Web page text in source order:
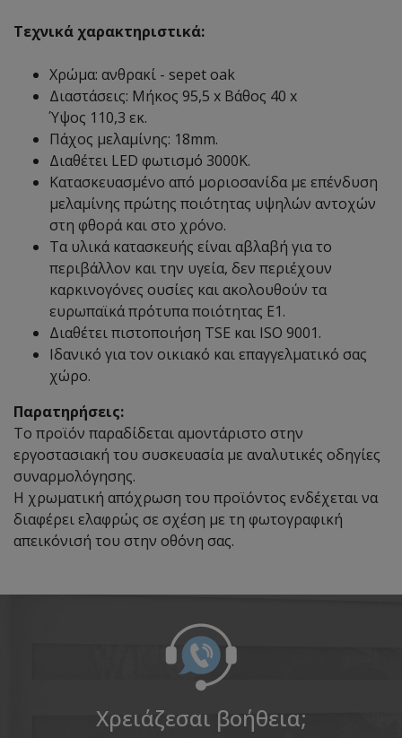
Τεχνικά χαρακτηριστικά:
Χρώμα: ανθρακί - sepet oak
Διαστάσεις: Μήκος 95,5 x Βάθος 40 x
Ύψος 110,3 εκ.
Πάχος μελαμίνης: 18mm.
Διαθέτει LED φωτισμό 3000K.
Κατασκευασμένο από μοριοσανίδα με επένδυση
μελαμίνης πρώτης ποιότητας υψηλών αντοχών
στη φθορά και στο χρόνο.
Τα υλικά κατασκευής είναι αβλαβή για το
περιβάλλον και την υγεία, δεν περιέχουν
καρκινογόνες ουσίες και ακολουθούν τα
ευρωπαϊκά πρότυπα ποιότητας Ε1.
Διαθέτει πιστοποιήση TSE και ISO 9001.
Ιδανικό για τον οικιακό και επαγγελματικό σας
χώρο.
Παρατηρήσεις:
Το προϊόν παραδίδεται αμοντάριστο στην
εργοστασιακή του συσκευασία με αναλυτικές οδηγίες
συναρμολόγησης.
Η χρωματική απόχρωση του προϊόντος ενδέχεται να
διαφέρει ελαφρώς σε σχέση με τη φωτογραφική
απεικόνισή του στην οθόνη σας.
Χρειάζεσαι βοήθεια;